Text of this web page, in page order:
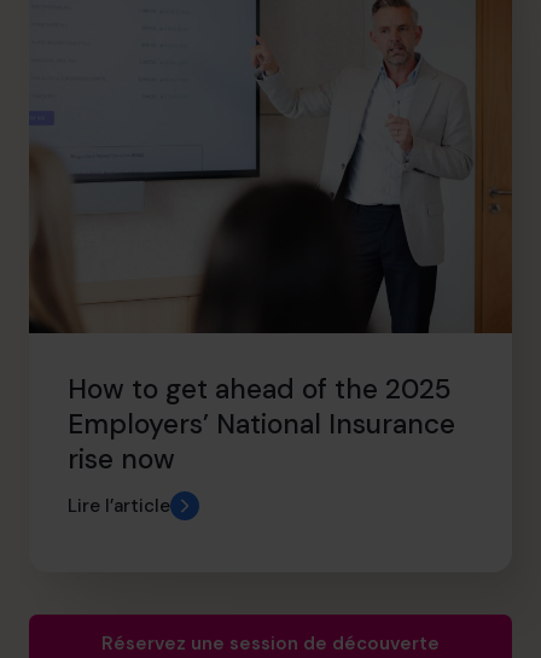
How to get ahead of the 2025
Employers’ National Insurance
rise now
Lire l’article
Réservez une session de découverte